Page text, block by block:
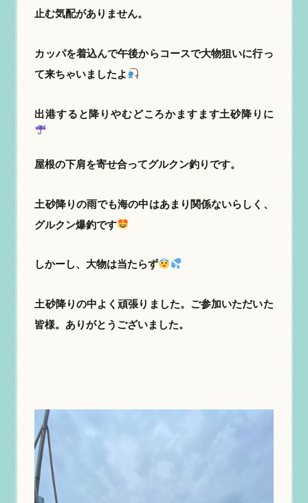
止む気配がありません。
カッパを着込んで午後からコースで大物狙いに行っ
て来ちゃいましたよ
出港すると降りやむどころかますます土砂降りに
屋根の下肩を寄せ合ってグルクン釣りです。
土砂降りの雨でも海の中はあまり関係ないらしく、
グルクン爆釣です
しかーし、大物は当たらず
土砂降りの中よく頑張りました。ご参加いただいた
皆様。ありがとうございました。